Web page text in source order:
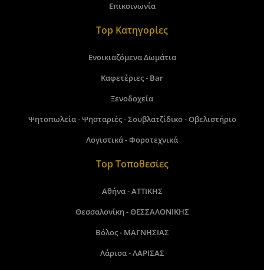
Επικοινωνία
Top Κατηγορίες
Ενοικιαζόμενα Δωμάτια
Καφετέριες - Bar
Ξενοδοχεία
Ψητοπωλεία - Ψησταριές - Σουβλατζίδικο - Οβελιστήριο
Λογιστικά - Φοροτεχνικά
Top Τοποθεσίες
Αθήνα - ΑΤΤΙΚΗΣ
Θεσσαλονίκη - ΘΕΣΣΑΛΟΝΙΚΗΣ
Βόλος - ΜΑΓΝΗΣΙΑΣ
Λάρισα - ΛΑΡΙΣΑΣ